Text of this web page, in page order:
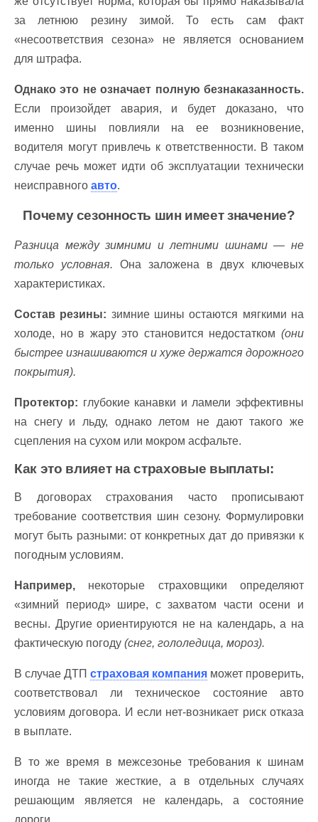
за летнюю резину зимой. То есть сам факт
«несоответствия сезона» не является основанием
для штрафа.
Однако это не означает полную безнаказанность.
Если произойдет авария, и будет доказано, что
именно шины повлияли на ее возникновение,
водителя могут привлечь к ответственности. В таком
случае речь может идти об эксплуатации технически
неисправного авто.
Почему сезонность шин имеет значение?
Разница между зимними и летними шинами — не
только условная. Она заложена в двух ключевых
характеристиках.
Состав резины: зимние шины остаются мягкими на
холоде, но в жару это становится недостатком (они
быстрее изнашиваются и хуже держатся дорожного
покрытия).
Протектор: глубокие канавки и ламели эффективны
на снегу и льду, однако летом не дают такого же
сцепления на сухом или мокром асфальте.
Как это влияет на страховые выплаты:
В договорах страхования часто прописывают
требование соответствия шин сезону. Формулировки
могут быть разными: от конкретных дат до привязки к
погодным условиям.
Например, некоторые страховщики определяют
«зимний период» шире, с захватом части осени и
весны. Другие ориентируются не на календарь, а на
фактическую погоду (снег, гололедица, мороз).
В случае ДТП страховая компания может проверить,
соответствовал ли техническое состояние авто
условиям договора. И если нет-возникает риск отказа
в выплате.
В то же время в межсезонье требования к шинам
иногда не такие жесткие, а в отдельных случаях
решающим является не календарь, а состояние
дороги.